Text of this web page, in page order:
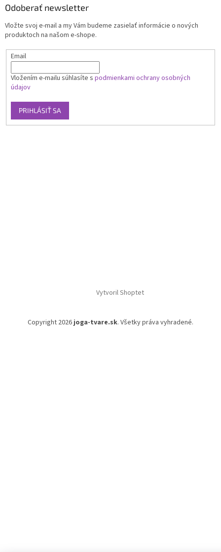
Odoberať newsletter
Vložte svoj e-mail a my Vám budeme zasielať informácie o nových
produktoch na našom e-shope.
Email
Vložením e-mailu súhlasíte s podmienkami ochrany osobných
údajov
PRIHLÁSIŤ SA
Vytvoril Shoptet
Copyright 2026 joga-tvare.sk. Všetky práva vyhradené.